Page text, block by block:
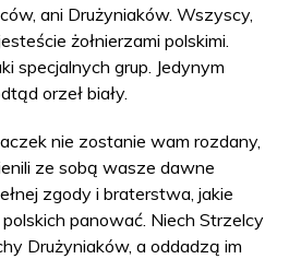
ani Drużyniaków. Wszyscy,
żołnierzami polskimi.
specjalnych grup. Jedynym
orzeł biały.
nie zostanie wam rozdany,
ze sobą wasze dawne
zgody i braterstwa, jakie
panować. Niech Strzelcy
Drużyniaków, a oddadzą im